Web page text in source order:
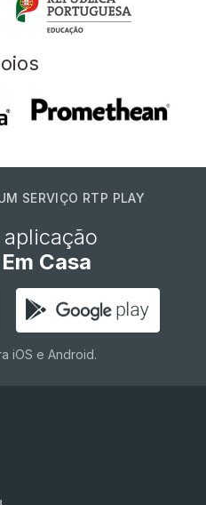
SERVIÇO RTP PLAY
Casa
iOS e Android.